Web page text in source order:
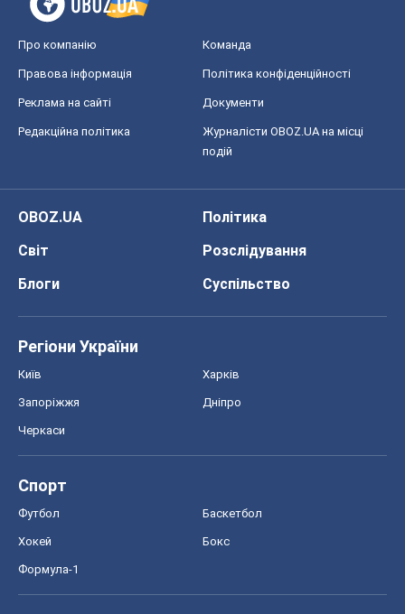
Про компанію Команда
Правова інформація Політика конфіденційності
Реклама на сайті Документи
Редакційна політика
Журналісти OBOZ.UA на місці
подій
OBOZ.UA
Політика
Світ
Розслідування
Блоги
Суспільство
Регіони України
Київ Харків
Запоріжжя Дніпро
Черкаси
Спорт
Футбол Баскетбол
Хокей Бокс
Формула-1